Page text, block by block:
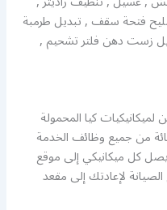
فتحة سقف , تبديل طرمبة
زست دهن فلتر تشحيم ,
كيا المحمولة
القيام بأكثر من 80 بالمائة من جميع وظائف الخدمة
يصل كل ميكانيكي إلى موقع
لإعادتك إلى مقعد